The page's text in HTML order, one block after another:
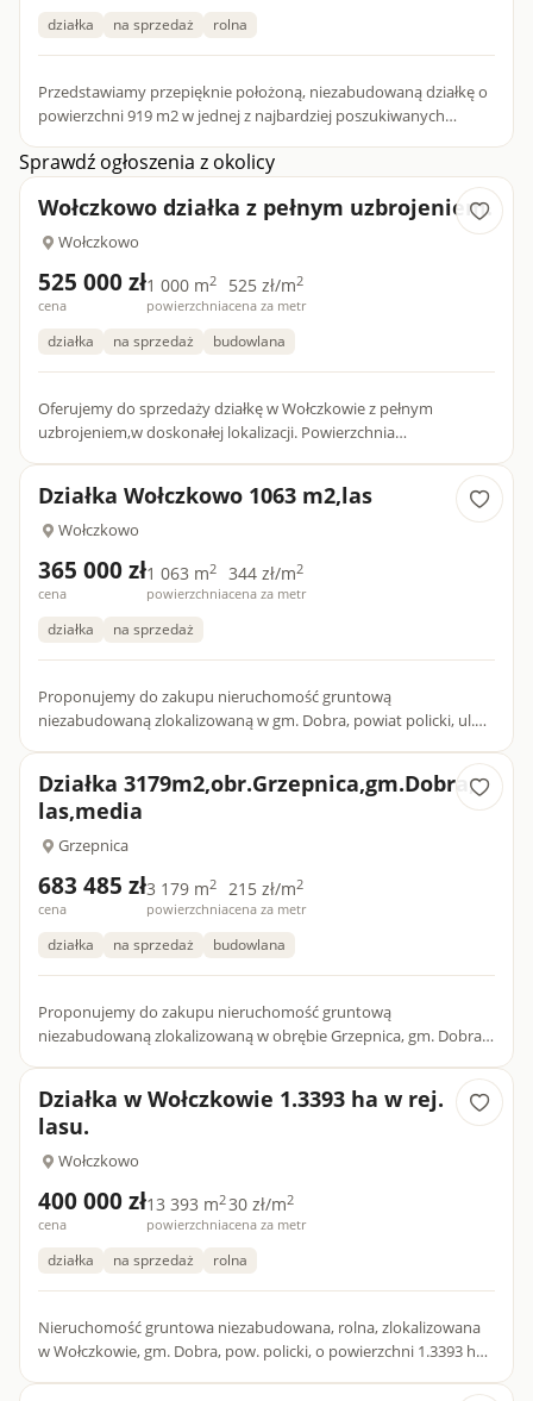
działka na sprzedaż rolna
Przedstawiamy przepięknie położoną, niezabudowaną działkę o
powierzchni 919 m2 w jednej z najbardziej poszukiwanych
Sprawdź ogłoszenia z okolicy
Wołczkowo działka z pełnym uzbrojeniem.
Wołczkowo
525 000 zł
cena
1 000 m2
powierzchnia
525 zł/m2
cena za metr
działka na sprzedaż budowlana
Oferujemy do sprzedaży działkę w Wołczkowie z pełnym
uzbrojeniem,w doskonałej lokalizacji. Powierzchnia
Działka Wołczkowo 1063 m2,las
Wołczkowo
365 000 zł
cena
1 063 m2
powierzchnia
344 zł/m2
cena za metr
działka na sprzedaż
Proponujemy do zakupu nieruchomość gruntową
niezabudowaną zlokalizowaną w gm. Dobra, powiat policki, ul.
Działka 3179m2,obr.Grzepnica,gm.Dobra,
las,media
Grzepnica
683 485 zł
cena
3 179 m2
powierzchnia
215 zł/m2
cena za metr
działka na sprzedaż budowlana
Proponujemy do zakupu nieruchomość gruntową
niezabudowaną zlokalizowaną w obrębie Grzepnica, gm. Dobra,
Działka w Wołczkowie 1.3393 ha w rej.
lasu.
Wołczkowo
400 000 zł
cena
13 393 m2
powierzchnia
30 zł/m2
cena za metr
działka na sprzedaż rolna
Nieruchomość gruntowa niezabudowana, rolna, zlokalizowana
w Wołczkowie, gm. Dobra, pow. policki, o powierzchni 1.3393 ha.